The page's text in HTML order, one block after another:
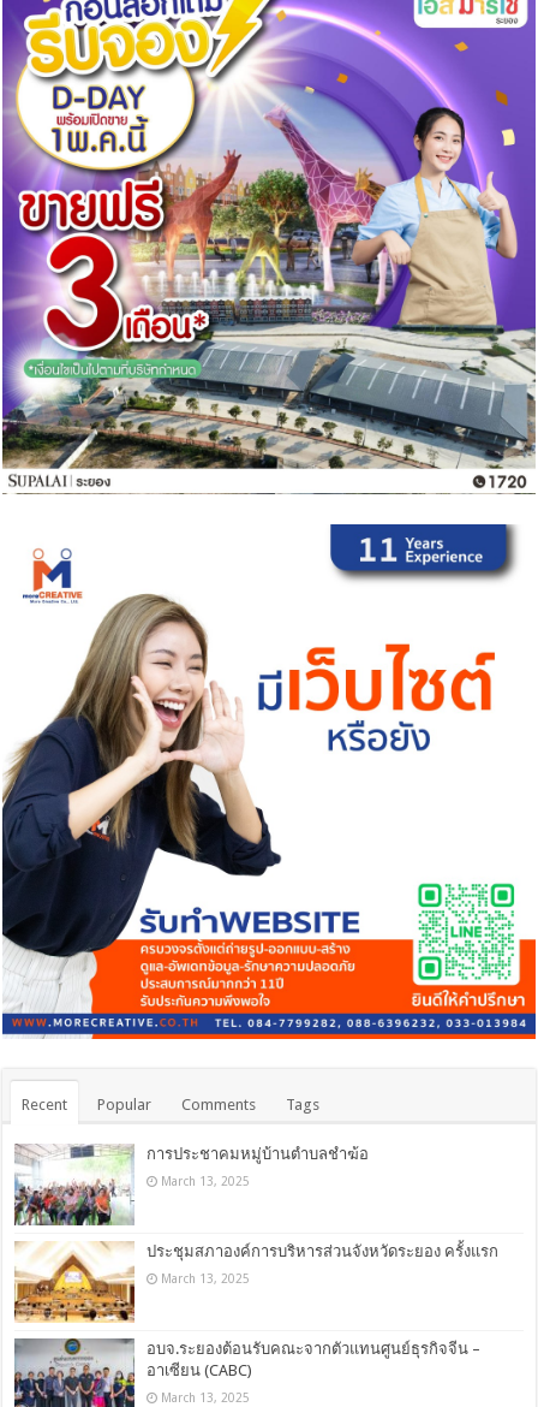
Recent Popular Comments Tags
การประชาคมหมู่บ้านตำบลชำฆ้อ
March 13, 2025
ประชุมสภาองค์การบริหารส่วนจังหวัดระยอง ครั้งแรก
March 13, 2025
อบจ.ระยองต้อนรับคณะจากตัวแทนศูนย์ธุรกิจจีน –
อาเซียน (CABC)
March 13, 2025